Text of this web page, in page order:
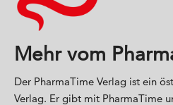
Mehr vom
Der PharmaTime Verlag ist ein
Verlag. Er gibt mit PharmaTime